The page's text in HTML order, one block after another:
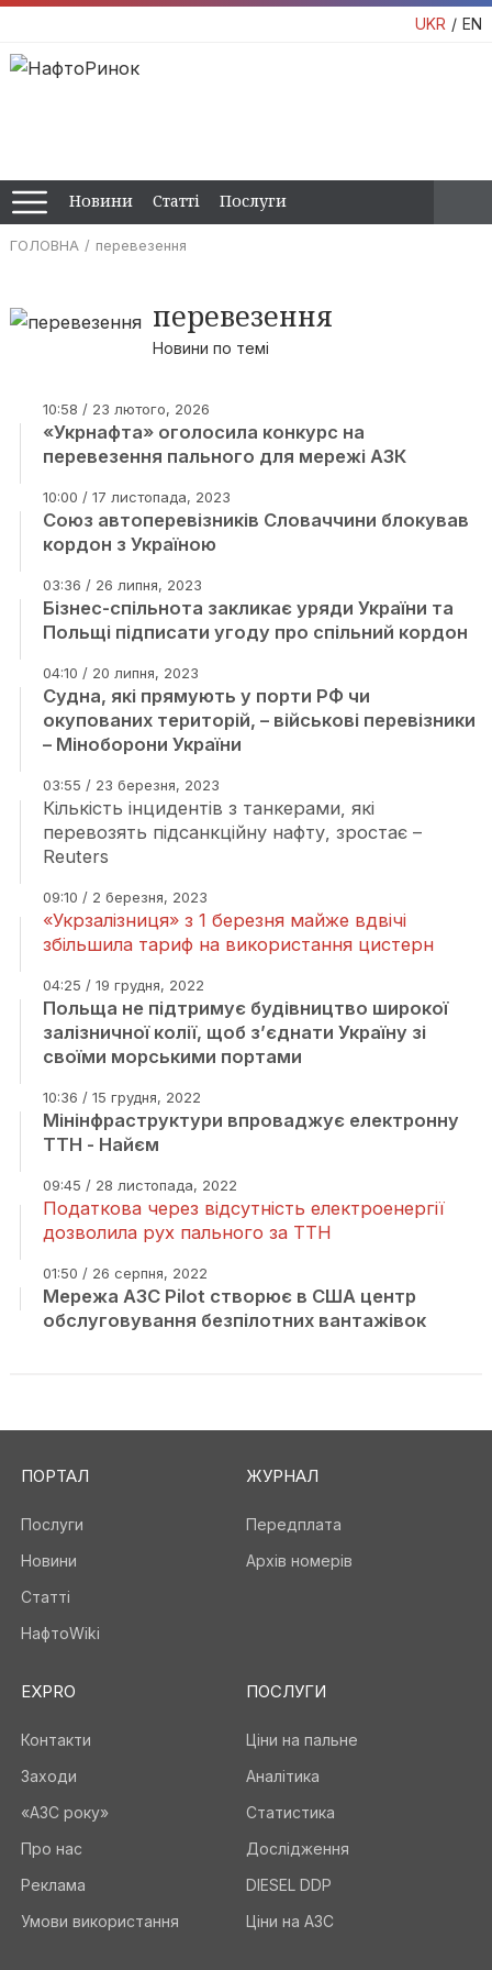
UKR EN
Новини Статті Послуги
ГОЛОВНА перевезення
перевезення
Новини по темі
10:58 / 23 лютого, 2026
«Укрнафта» оголосила конкурс на
перевезення пального для мережі АЗК
10:00 / 17 листопада, 2023
Союз автоперевізників Словаччини блокував
кордон з Україною
03:36 / 26 липня, 2023
Бізнес-спільнота закликає уряди України та
Польщі підписати угоду про спільний кордон
04:10 / 20 липня, 2023
Судна, які прямують у порти РФ чи
окупованих територій, – військові перевізники
– Міноборони України
03:55 / 23 березня, 2023
Кількість інцидентів з танкерами, які
перевозять підсанкційну нафту, зростає –
Reuters
09:10 / 2 березня, 2023
«Укрзалізниця» з 1 березня майже вдвічі
збільшила тариф на використання цистерн
04:25 / 19 грудня, 2022
Польща не підтримує будівництво широкої
залізничної колії, щоб з’єднати Україну зі
своїми морськими портами
10:36 / 15 грудня, 2022
Мінінфраструктури впроваджує електронну
ТТН - Найєм
09:45 / 28 листопада, 2022
Податкова через відсутність електроенергії
дозволила рух пального за ТТН
01:50 / 26 серпня, 2022
Мережа АЗС Pilot створює в США центр
обслуговування безпілотних вантажівок
ПОРТАЛ
Послуги
Новини
Статті
НафтоWiki
ЖУРНАЛ
Передплата
Архів номерів
EXPRO
Контакти
Заходи
«АЗС року»
Про нас
Реклама
Умови використання
ПОСЛУГИ
Ціни на пальне
Аналітика
Статистика
Дослідження
DIESEL DDP
Ціни на АЗС